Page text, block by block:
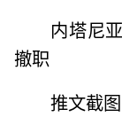
内塔尼
撤职
推文截图